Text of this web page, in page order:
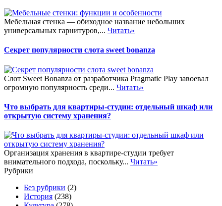
Мебельная стенка — обиходное название небольших
универсальных гарнитуров,... Читать»
Секрет популярности слота sweet bonanza
Слот Sweet Bonanza от разработчика Pragmatic Play завоевал
огромную популярность среди... Читать»
Что выбрать для квартиры-студии: отдельный шкаф или
открытую систему хранения?
Организация хранения в квартире-студии требует
внимательного подхода, поскольку... Читать»
Рубрики
Без рубрики (2)
История (238)